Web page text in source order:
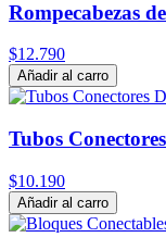
Rompecabezas
$12.790
Añadir al carro
Tubos Conectores
$10.190
Añadir al carro